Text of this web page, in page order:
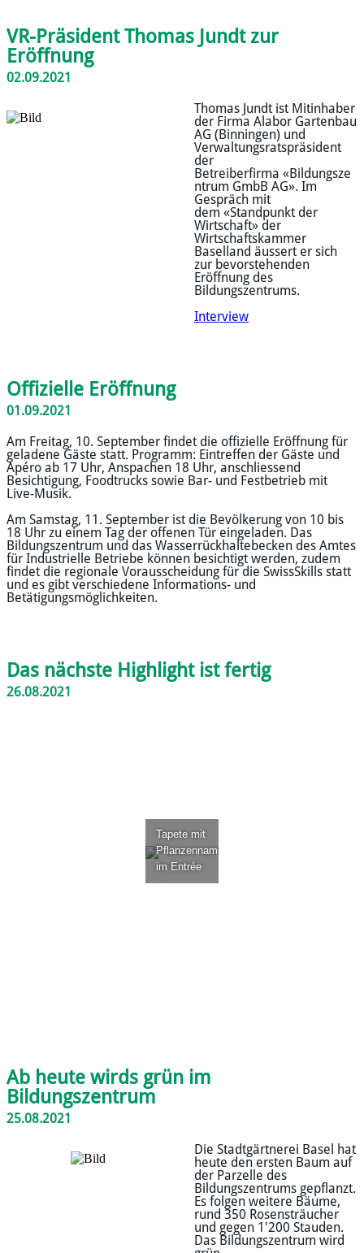
VR-Präsident Thomas Jundt zur
Eröffnung
02.09.2021
Thomas Jundt ist Mitinhaber
der Firma Alabor Gartenbau
AG (Binningen) und
Verwaltungsratspräsident
der
Betreiberfirma «Bildungsze
ntrum GmbB AG». Im
Gespräch mit
dem «Standpunkt der
Wirtschaft» der
Wirtschaftskammer
Baselland äussert er sich
zur bevorstehenden
Eröffnung des
Bildungszentrums.
Interview
Offizielle Eröffnung
​01.09.2021
Am Freitag, 10. September findet die offizielle Eröffnung für
geladene Gäste statt. Programm: Eintreffen der Gäste und
Apéro ab 17 Uhr, Anspachen 18 Uhr, anschliessend
Besichtigung, Foodtrucks sowie Bar- und Festbetrieb mit
Live-Musik.
Am Samstag, 11. September ist die Bevölkerung von 10 bis
18 Uhr zu einem Tag der offenen Tür eingeladen. Das
Bildungszentrum und das Wasserrückhaltebecken des Amtes
für Industrielle Betriebe können besichtigt werden, zudem
findet die regionale Vorausscheidung für die SwissSkills statt
und es gibt verschiedene Informations- und
Betätigungsmöglichkeiten.
Das nächste Highlight ist fertig
26.08.2021
Tapete mit
Pflanzennamen
im Entrée
Ab heute wirds grün im
Bildungszentrum
25.08.2021
Die Stadtgärtnerei Basel hat
heute den ersten Baum auf
der Parzelle des
Bildungszentrums gepflanzt.
Es folgen weitere Bäume,
rund 350 Rosensträucher
und gegen 1'200 Stauden.
Das Bildungszentrum wird